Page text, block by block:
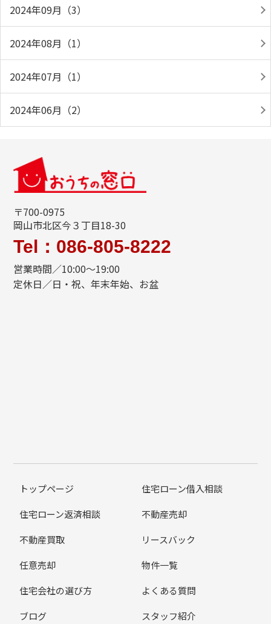
2024年09月（3）
2024年08月（1）
2024年07月（1）
2024年06月（2）
〒700-0975
岡山市北区今３丁目18-30
Tel：086-805-8222
営業時間／10:00～19:00
定休日／日・祝、年末年始、お盆
トップページ
住宅ローン借入相談
住宅ローン返済相談
不動産売却
不動産買取
リースバック
任意売却
物件一覧
住宅会社の選び方
よくある質問
ブログ
スタッフ紹介